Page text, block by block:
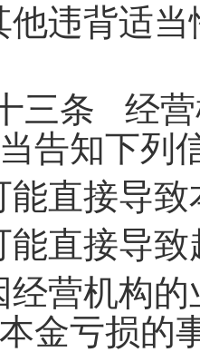
他违背适
条
经
告知下列
能直接导
能直接导
经营机构
金亏损的